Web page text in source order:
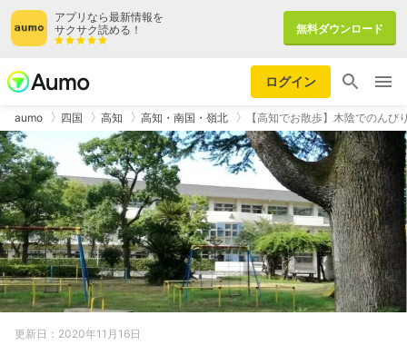
アプリなら最新情報を
サクサク読める！
無料ダウンロード
ログイン
aumo 四国 高知 高知・南国・嶺北 【高知でお散歩】木陰でのんび
更新日：2020年11月16日